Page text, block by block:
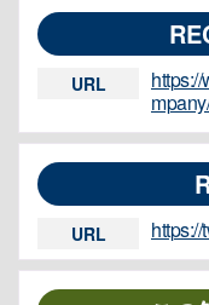
URL
mpany/
URL